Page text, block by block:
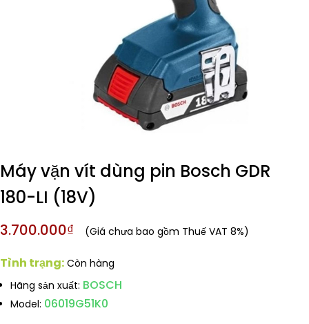
Máy vặn vít dùng pin Bosch GDR
180-LI (18V)
3.700.000₫ (Giá chưa bao gồm Thuế VAT 8%)
Tình trạng: Còn hàng
Hãng sản xuất: BOSCH
Model: 06019G51K0